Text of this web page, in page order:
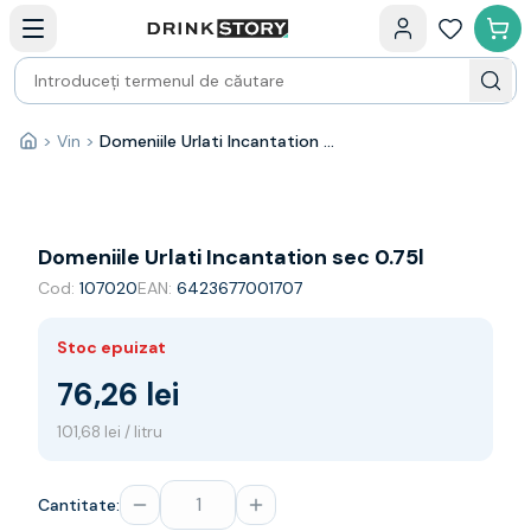
Bauturi fine — selectie
Produse Noi
Cosuri cadou
Pachete & Cadouri
Vin
Franta
Spania
Australia
Germania
Noua Zeelanda
Prosecco
Acasă
> Vin > Domeniile Urlati Incantation sec 0.75l
Domeniile Urlati Incantation sec 0.75l
Cod: 107020EAN: 6423677001707
Stoc epuizat
76,26 lei
101,68 lei / litru
Cantitate: